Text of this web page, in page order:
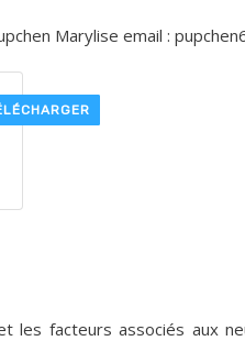
Marylise email :
les facteurs associés aux